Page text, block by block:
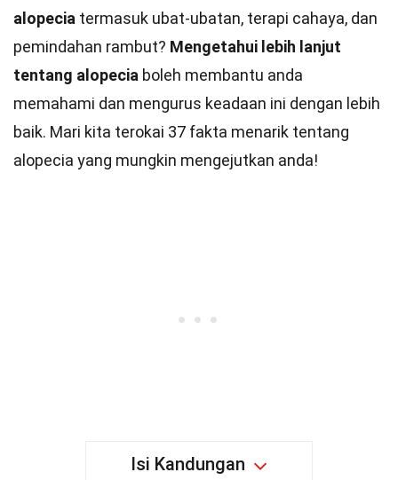
alopecia termasuk ubat-ubatan, terapi cahaya, dan
pemindahan rambut? Mengetahui lebih lanjut
tentang alopecia boleh membantu anda
memahami dan mengurus keadaan ini dengan lebih
baik. Mari kita terokai 37 fakta menarik tentang
alopecia yang mungkin mengejutkan anda!
Isi Kandungan